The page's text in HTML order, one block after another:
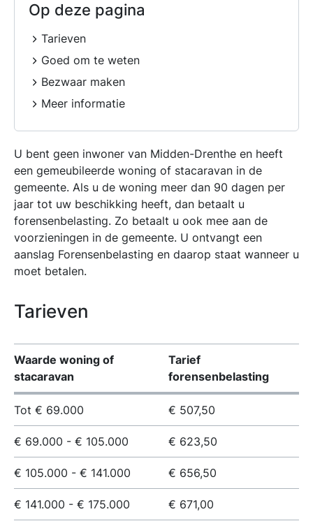
U bent geen inwoner van Midden-Drenthe en heeft
een gemeubileerde woning of stacaravan in de
gemeente. Als u de woning meer dan 90 dagen per
jaar tot uw beschikking heeft, dan betaalt u
forensenbelasting. Zo betaalt u ook mee aan de
voorzieningen in de gemeente. U ontvangt een
aanslag Forensenbelasting en daarop staat wanneer u
moet betalen.
Tarieven
Waarde woning of
stacaravan
Tarief
forensenbelasting
Tot € 69.000 € 507,50
€ 69.000 - € 105.000 € 623,50
€ 105.000 - € 141.000 € 656,50
€ 141.000 - € 175.000 € 671,00
Op deze pagina
Tarieven
Goed om te weten
Bezwaar maken
Meer informatie